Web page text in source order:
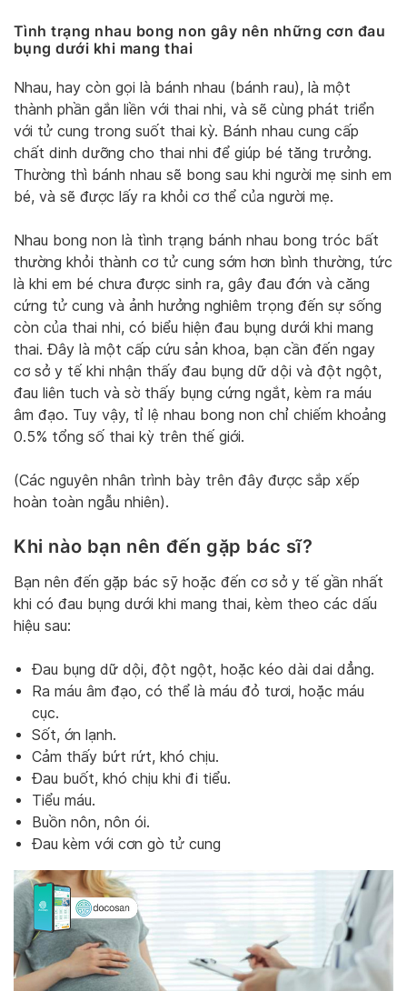
Tình trạng nhau bong non gây nên những cơn đau
bụng dưới khi mang thai
Nhau, hay còn gọi là bánh nhau (bánh rau), là một
thành phần gắn liền với thai nhi, và sẽ cùng phát triển
với tử cung trong suốt thai kỳ. Bánh nhau cung cấp
chất dinh dưỡng cho thai nhi để giúp bé tăng trưởng.
Thường thì bánh nhau sẽ bong sau khi người mẹ sinh em
bé, và sẽ được lấy ra khỏi cơ thể của người mẹ.
Nhau bong non là tình trạng bánh nhau bong tróc bất
thường khỏi thành cơ tử cung sớm hơn bình thường, tức
là khi em bé chưa được sinh ra, gây đau đớn và căng
cứng tử cung và ảnh hưởng nghiêm trọng đến sự sống
còn của thai nhi, có biểu hiện đau bụng dưới khi mang
thai. Đây là một cấp cứu sản khoa, bạn cần đến ngay
cơ sở y tế khi nhận thấy đau bụng dữ dội và đột ngột,
đau liên tuch và sờ thấy bụng cứng ngắt, kèm ra máu
âm đạo. Tuy vậy, tỉ lệ nhau bong non chỉ chiếm khoảng
0.5% tổng số thai kỳ trên thế giới.
(Các nguyên nhân trình bày trên đây được sắp xếp
hoàn toàn ngẫu nhiên).
Khi nào bạn nên đến gặp bác sĩ?
Bạn nên đến gặp bác sỹ hoặc đến cơ sở y tế gần nhất
khi có đau bụng dưới khi mang thai, kèm theo các dấu
hiệu sau:
Đau bụng dữ dội, đột ngột, hoặc kéo dài dai dẳng.
Ra máu âm đạo, có thể là máu đỏ tươi, hoặc máu
cục.
Sốt, ớn lạnh.
Cảm thấy bứt rứt, khó chịu.
Đau buốt, khó chịu khi đi tiểu.
Tiểu máu.
Buồn nôn, nôn ói.
Đau kèm với cơn gò tử cung